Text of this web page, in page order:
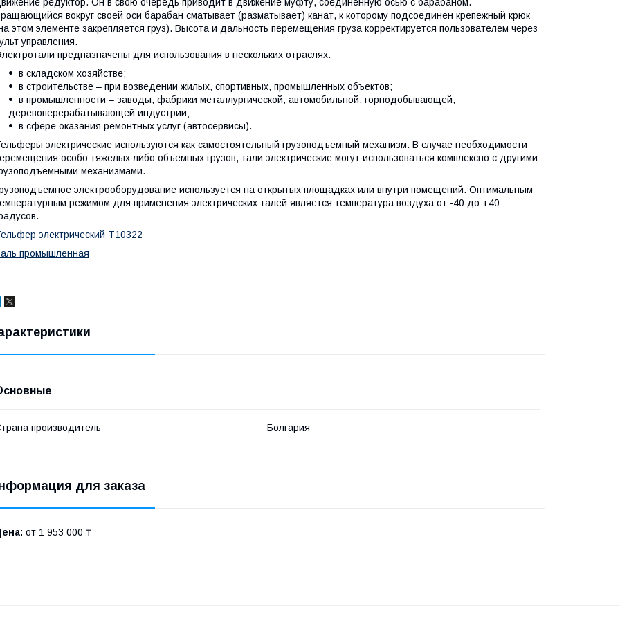
редуктор. Он в свою очередь приводит в движение муфту, соединенную осью с барабаном.
вокруг своей оси барабан сматывает (разматывает) канат, к которому подсоединен крепежный крюк
этом элементе закрепляется груз). Высота и дальность перемещения груза корректируется пользователем через
управления.
предназначены для использования в нескольких отраслях:
в складском хозяйстве;
в строительстве – при возведении жилых, спортивных, промышленных объектов;
в промышленности – заводы, фабрики металлургической, автомобильной, горнодобывающей,
деревоперерабатывающей индустрии;
в сфере оказания ремонтных услуг (автосервисы).
электрические используются как самостоятельный грузоподъемный механизм. В случае необходимости
особо тяжелых либо объемных грузов, тали электрические могут использоваться комплексно с другими
механизмами.
электрооборудование используется на открытых площадках или внутри помещений. Оптимальным
режимом для применения электрических талей является температура воздуха от -40 до +40
электрический Т10322
промышленная
производитель Болгария
для заказа
от 1 953 000 ₸